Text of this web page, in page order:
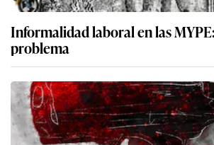
Informalidad laboral en las
problema